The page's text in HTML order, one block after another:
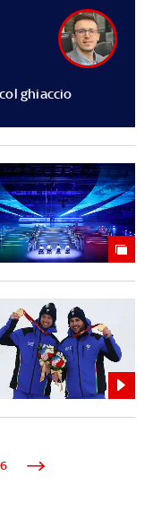
ghiaccio